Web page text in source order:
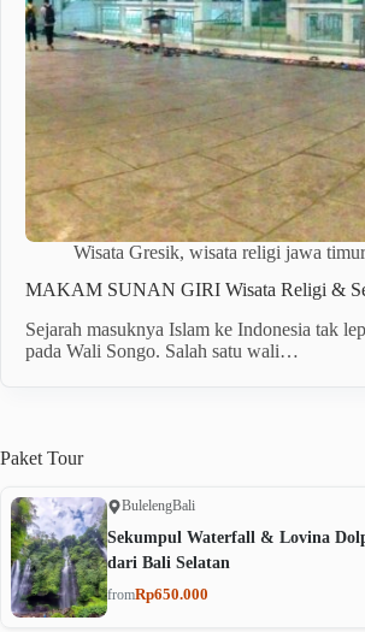
Wisata Gresik, wisata religi jawa timur
MAKAM SUNAN GIRI Wisata Religi &
Sejarah masuknya Islam ke Indonesia tak
pada Wali Songo. Salah satu wali…
Paket Tour
BulelengBali
Sekumpul Waterfall & Lovina
dari Bali Selatan
fromRp650.000